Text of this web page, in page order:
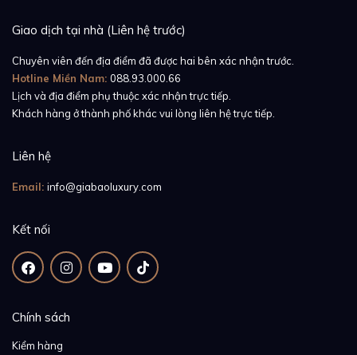
Giao dịch tại nhà (Liên hệ trước)
Chuyên viên đến địa điểm đã được hai bên xác nhận trước.
Hotline Miền Nam: 088.93.000.66
Lịch và địa điểm phụ thuộc xác nhận trực tiếp.
Khách hàng ở thành phố khác vui lòng liên hệ trực tiếp.
Liên hệ
Email: info@giabaoluxury.com
Kết nối
Chính sách
Kiểm hàng